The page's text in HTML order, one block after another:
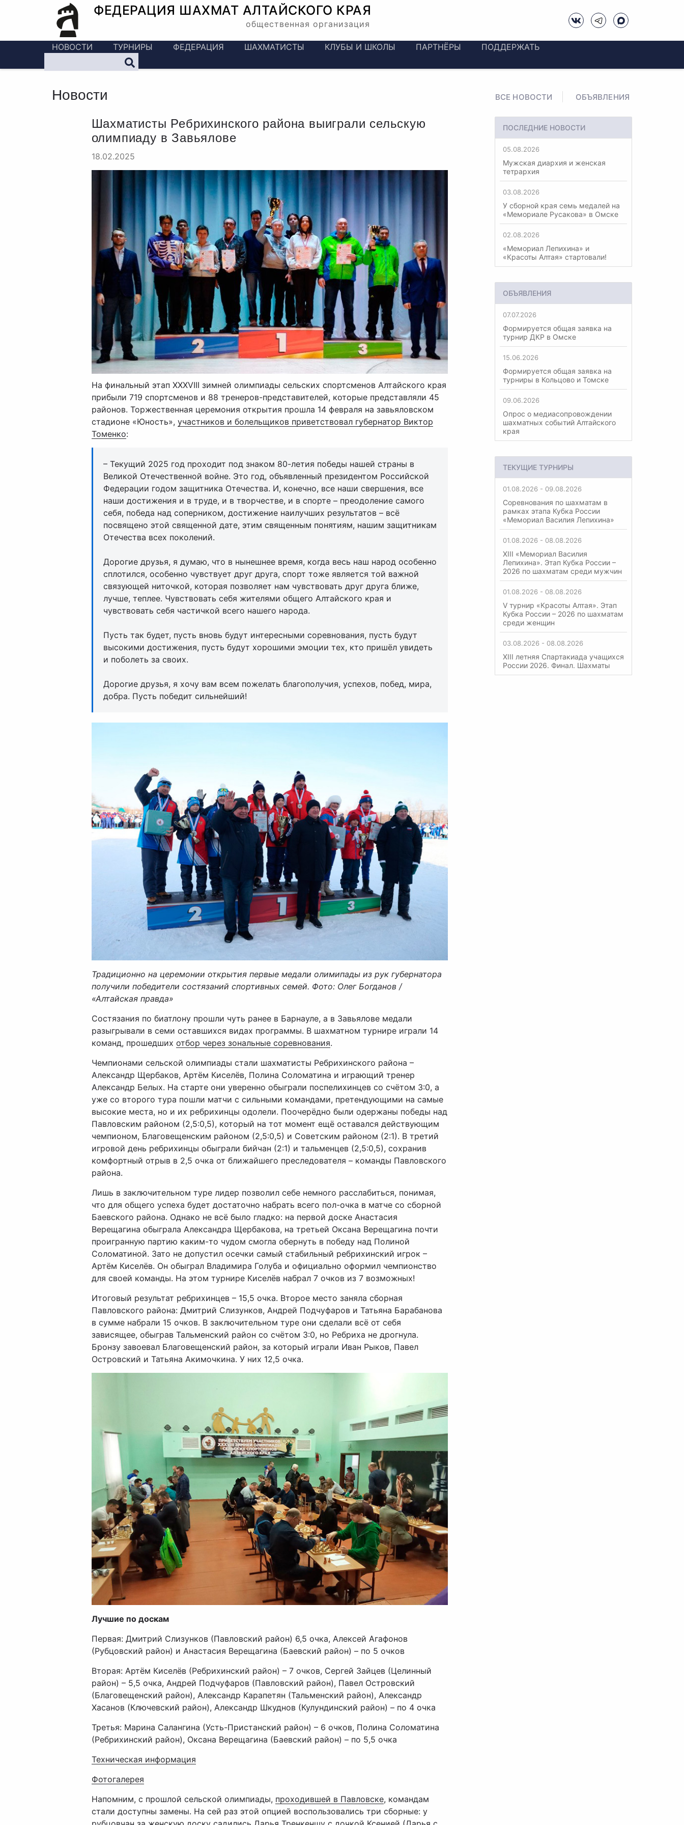
ФЕДЕРАЦИЯ ШАХМАТ АЛТАЙСКОГО КРАЯ
общественная организация
НОВОСТИ ТУРНИРЫ ФЕДЕРАЦИЯ ШАХМАТИСТЫ КЛУБЫ И ШКОЛЫ ПАРТНЁРЫ ПОДДЕРЖАТЬ
Новости ВСЕ НОВОСТИ ОБЪЯВЛЕНИЯ
Шахматисты Ребрихинского района выиграли сельскую
олимпиаду в Завьялове
18.02.2025
На финальный этап XXXVIII зимней олимпиады сельских спортсменов Алтайского края
прибыли 719 спортсменов и 88 тренеров-представителей, которые представляли 45
районов. Торжественная церемония открытия прошла 14 февраля на завьяловском
стадионе «Юность», участников и болельщиков приветствовал губернатор Виктор
Томенко:
– Текущий 2025 год проходит под знаком 80-летия победы нашей страны в
Великой Отечественной войне. Это год, объявленный президентом Российской
Федерации годом защитника Отечества. И, конечно, все наши свершения, все
наши достижения и в труде, и в творчестве, и в спорте – преодоление самого
себя, победа над соперником, достижение наилучших результатов – всё
посвящено этой священной дате, этим священным понятиям, нашим защитникам
Отечества всех поколений.
Дорогие друзья, я думаю, что в нынешнее время, когда весь наш народ особенно
сплотился, особенно чувствует друг друга, спорт тоже является той важной
связующей ниточкой, которая позволяет нам чувствовать друг друга ближе,
лучше, теплее. Чувствовать себя жителями общего Алтайского края и
чувствовать себя частичкой всего нашего народа.
Пусть так будет, пусть вновь будут интересными соревнования, пусть будут
высокими достижения, пусть будут хорошими эмоции тех, кто пришёл увидеть
и поболеть за своих.
Дорогие друзья, я хочу вам всем пожелать благополучия, успехов, побед, мира,
добра. Пусть победит сильнейший!
Традиционно на церемонии открытия первые медали олимипады из рук губернатора
получили победители состязаний спортивных семей. Фото: Олег Богданов /
«Алтайская правда»
Состязания по биатлону прошли чуть ранее в Барнауле, а в Завьялове медали
разыгрывали в семи оставшихся видах программы. В шахматном турнире играли 14
команд, прошедших отбор через зональные соревнования.
Чемпионами сельской олимпиады стали шахматисты Ребрихинского района –
Александр Щербаков, Артём Киселёв, Полина Соломатина и играющий тренер
Александр Белых. На старте они уверенно обыграли поспелихинцев со счётом 3:0, а
уже cо второго тура пошли матчи с сильными командами, претендующими на самые
высокие места, но и их ребрихинцы одолели. Поочерёдно были одержаны победы над
Павловским районом (2,5:0,5), который на тот момент ещё оставался действующим
чемпионом, Благовещенским районом (2,5:0,5) и Советским районом (2:1). В третий
игровой день ребрихинцы обыграли бийчан (2:1) и тальменцев (2,5:0,5), сохранив
комфортный отрыв в 2,5 очка от ближайшего преследователя – команды Павловского
района.
Лишь в заключительном туре лидер позволил себе немного расслабиться, понимая,
что для общего успеха будет достаточно набрать всего пол-очка в матче со сборной
Баевского района. Однако не всё было гладко: на первой доске Анастасия
Верещагина обыграла Александра Щербакова, на третьей Оксана Верещагина почти
проигранную партию каким-то чудом смогла обернуть в победу над Полиной
Соломатиной. Зато не допустил осечки самый стабильный ребрихинский игрок –
Артём Киселёв. Он обыграл Владимира Голуба и официально оформил чемпионство
для своей команды. На этом турнире Киселёв набрал 7 очков из 7 возможных!
Итоговый результат ребрихинцев – 15,5 очка. Второе место заняла сборная
Павловского района: Дмитрий Слизунков, Андрей Подчуфаров и Татьяна Барабанова
в сумме набрали 15 очков. В заключительном туре они сделали всё от себя
зависящее, обыграв Тальменский район со счётом 3:0, но Ребриха не дрогнула.
Бронзу завоевал Благовещенский район, за который играли Иван Рыков, Павел
Островский и Татьяна Акимочкина. У них 12,5 очка.
Лучшие по доскам
Первая: Дмитрий Слизунков (Павловский район) 6,5 очка, Алексей Агафонов
(Рубцовский район) и Анастасия Верещагина (Баевский район) – по 5 очков
Вторая: Артём Киселёв (Ребрихинский район) – 7 очков, Сергей Зайцев (Целинный
район) – 5,5 очка, Андрей Подчуфаров (Павловский район), Павел Островский
(Благовещенский район), Александр Карапетян (Тальменский район), Александр
Хасанов (Ключевский район), Александр Шкуднов (Кулундинский район) – по 4 очка
Третья: Марина Салангина (Усть-Пристанский район) – 6 очков, Полина Соломатина
(Ребрихинский район), Оксана Верещагина (Баевский район) – по 5,5 очка
Техническая информация
Фотогалерея
Напомним, с прошлой сельской олимпиады, проходившей в Павловске, командам
стали доступны замены. На сей раз этой опцией воспользовались три сборные: у
ПОСЛЕДНИЕ НОВОСТИ
05.08.2026
Мужская диархия и женская
тетрархия
03.08.2026
У сборной края семь медалей на
«Мемориале Русакова» в Омске
02.08.2026
«Мемориал Лепихина» и
«Красоты Алтая» стартовали!
ОБЪЯВЛЕНИЯ
07.07.2026
Формируется общая заявка на
турнир ДКР в Омске
15.06.2026
Формируется общая заявка на
турниры в Кольцово и Томске
09.06.2026
Опрос о медиасопровождении
шахматных событий Алтайского
края
ТЕКУЩИЕ ТУРНИРЫ
01.08.2026 - 09.08.2026
Соревнования по шахматам в
рамках этапа Кубка России
«Мемориал Василия Лепихина»
01.08.2026 - 08.08.2026
XIII «Мемориал Василия
Лепихина». Этап Кубка России –
2026 по шахматам среди мужчин
01.08.2026 - 08.08.2026
V турнир «Красоты Алтая». Этап
Кубка России – 2026 по шахматам
среди женщин
03.08.2026 - 08.08.2026
XIII летняя Спартакиада учащихся
России 2026. Финал. Шахматы